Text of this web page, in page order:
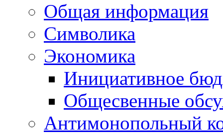
Общая информация
Символика
Экономика
Инициативное
Общесвенные
Антимонопольный